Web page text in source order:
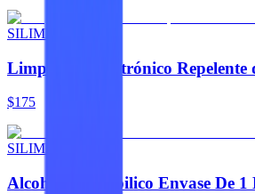
SILIMEX
Limpiador Electrónico Repelente
$175
SILIMEX
Alcohol Isopropilico Envase De 1